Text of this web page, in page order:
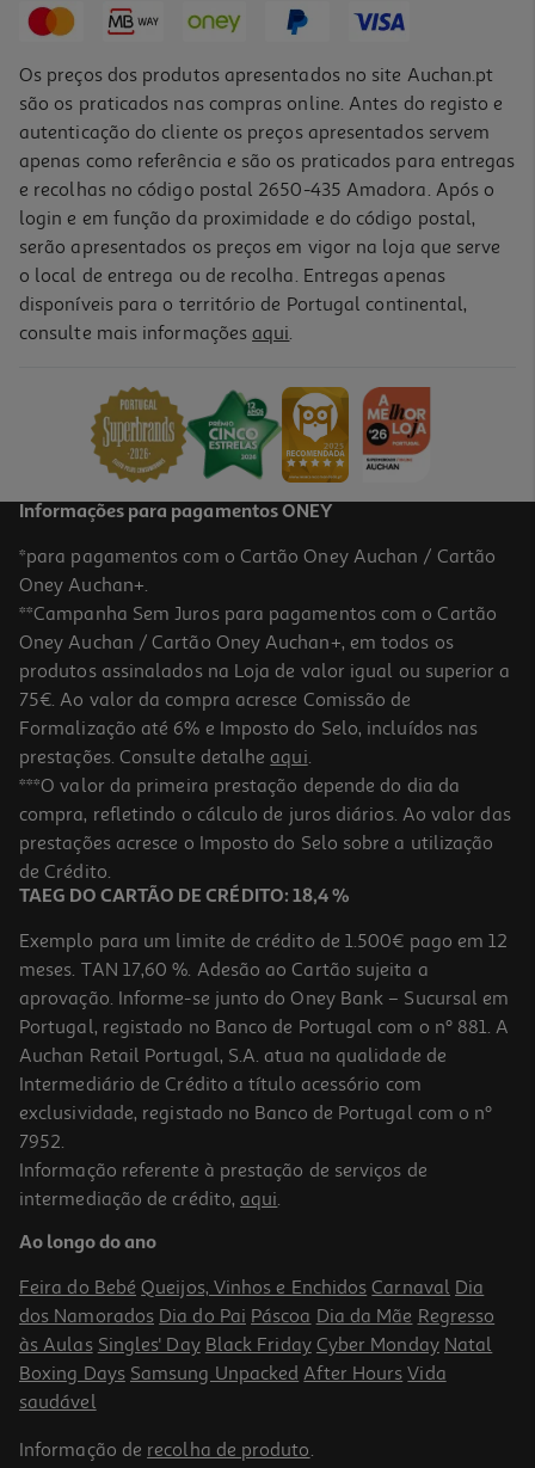
Os preços dos produtos apresentados no site Auchan.pt
são os praticados nas compras online. Antes do registo e
autenticação do cliente os preços apresentados servem
apenas como referência e são os praticados para entregas
e recolhas no código postal 2650-435 Amadora. Após o
login e em função da proximidade e do código postal,
serão apresentados os preços em vigor na loja que serve
o local de entrega ou de recolha. Entregas apenas
disponíveis para o território de Portugal continental,
consulte mais informações aqui.
Informações para pagamentos ONEY
*para pagamentos com o Cartão Oney Auchan / Cartão
Oney Auchan+.
**Campanha Sem Juros para pagamentos com o Cartão
Oney Auchan / Cartão Oney Auchan+, em todos os
produtos assinalados na Loja de valor igual ou superior a
75€. Ao valor da compra acresce Comissão de
Formalização até 6% e Imposto do Selo, incluídos nas
prestações. Consulte detalhe aqui.
***O valor da primeira prestação depende do dia da
compra, refletindo o cálculo de juros diários. Ao valor das
prestações acresce o Imposto do Selo sobre a utilização
de Crédito.
TAEG DO CARTÃO DE CRÉDITO: 18,4 %
Exemplo para um limite de crédito de 1.500€ pago em 12
meses. TAN 17,60 %. Adesão ao Cartão sujeita a
aprovação. Informe-se junto do Oney Bank – Sucursal em
Portugal, registado no Banco de Portugal com o nº 881. A
Auchan Retail Portugal, S.A. atua na qualidade de
Intermediário de Crédito a título acessório com
exclusividade, registado no Banco de Portugal com o nº
7952.
Informação referente à prestação de serviços de
intermediação de crédito, aqui.
Ao longo do ano
Feira do Bebé Queijos, Vinhos e Enchidos Carnaval Dia
dos Namorados Dia do Pai Páscoa Dia da Mãe Regresso
às Aulas Singles' Day Black Friday Cyber Monday Natal
Boxing Days Samsung Unpacked After Hours Vida
saudável
Informação de recolha de produto.